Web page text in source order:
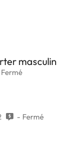
masculin
Fermé
Fermé